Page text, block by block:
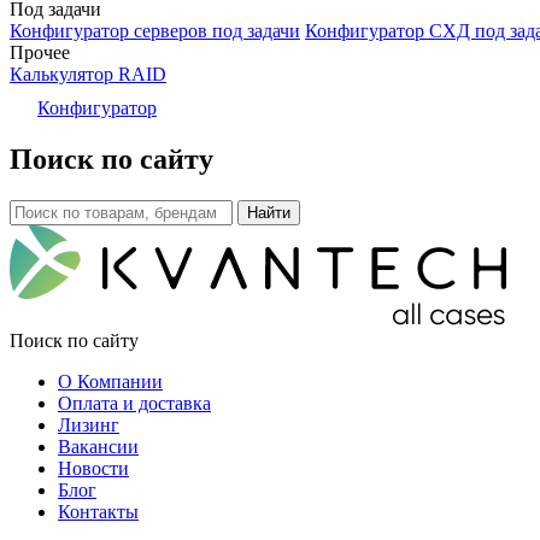
Под задачи
Конфигуратор серверов под задачи Конфигуратор СХД под
Прочее
Калькулятор RAID
Конфигуратор
Поиск по сайту
Поиск по сайту
О Компании
Оплата и доставка
Лизинг
Вакансии
Новости
Блог
Контакты